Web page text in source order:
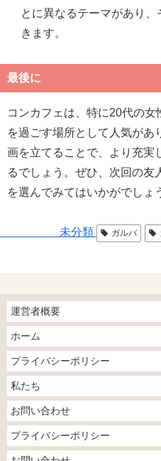
とに異なるテーマがあり
きます。
最後に
コンカフェは、特に20代の女
を過ごす場所として人気があ
画を立てることで、より充実
るでしょう。ぜひ、次回の友
を選んでみてはいかがでしょ
未分類 ガルバ
運営者概要
ホーム
プライバシーポリシー
私たち
お問い合わせ
プライバシーポリシー